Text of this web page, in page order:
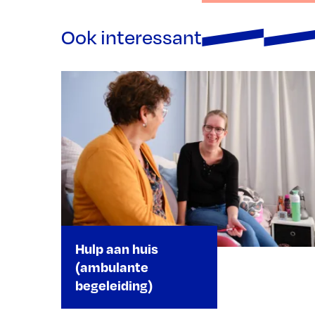
Ook interessant
Hulp aan huis
(ambulante
begeleiding)